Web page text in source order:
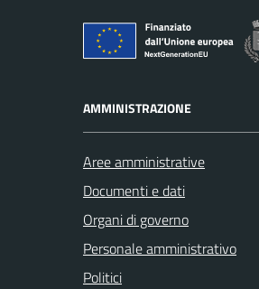
AMMINISTRAZIONE
Aree amministrative
Documenti e dati
Organi di governo
Personale amministrativo
Politici